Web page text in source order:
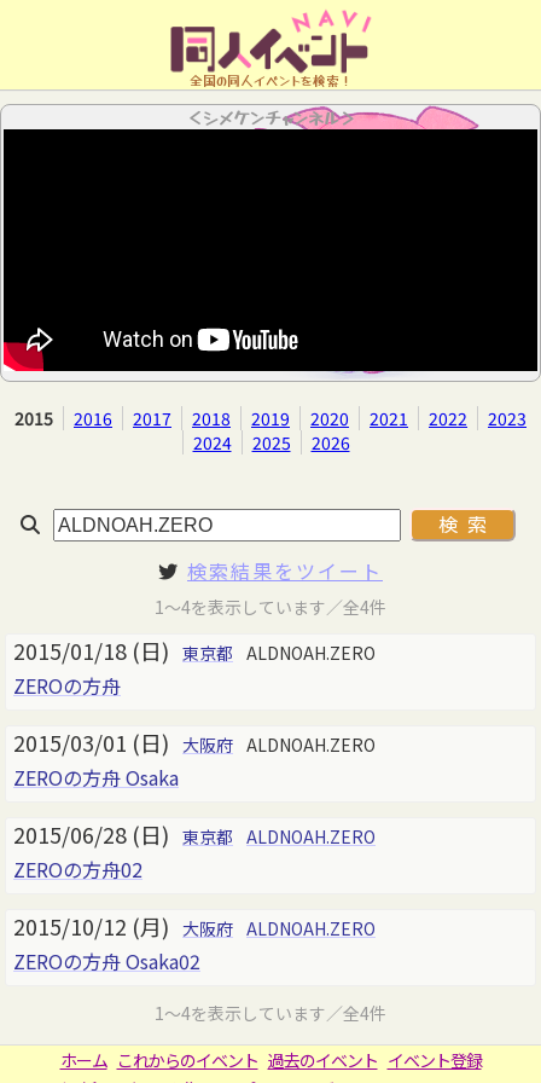
全国の同人イベントを検索！
＜シメケンチャンネル＞
2015 2016 2017 2018 2019 2020 2021 2022
2023
2024
2025 2026
検索結果をツイート
1～4を表示しています／全4件
2015/01/18 (日) 東京都 ALDNOAH.ZERO
ZEROの方舟
2015/03/01 (日) 大阪府 ALDNOAH.ZERO
ZEROの方舟 Osaka
2015/06/28 (日) 東京都 ALDNOAH.ZERO
ZEROの方舟02
2015/10/12 (月) 大阪府 ALDNOAH.ZERO
ZEROの方舟 Osaka02
1～4を表示しています／全4件
ホーム これからのイベント 過去のイベント イベント登録